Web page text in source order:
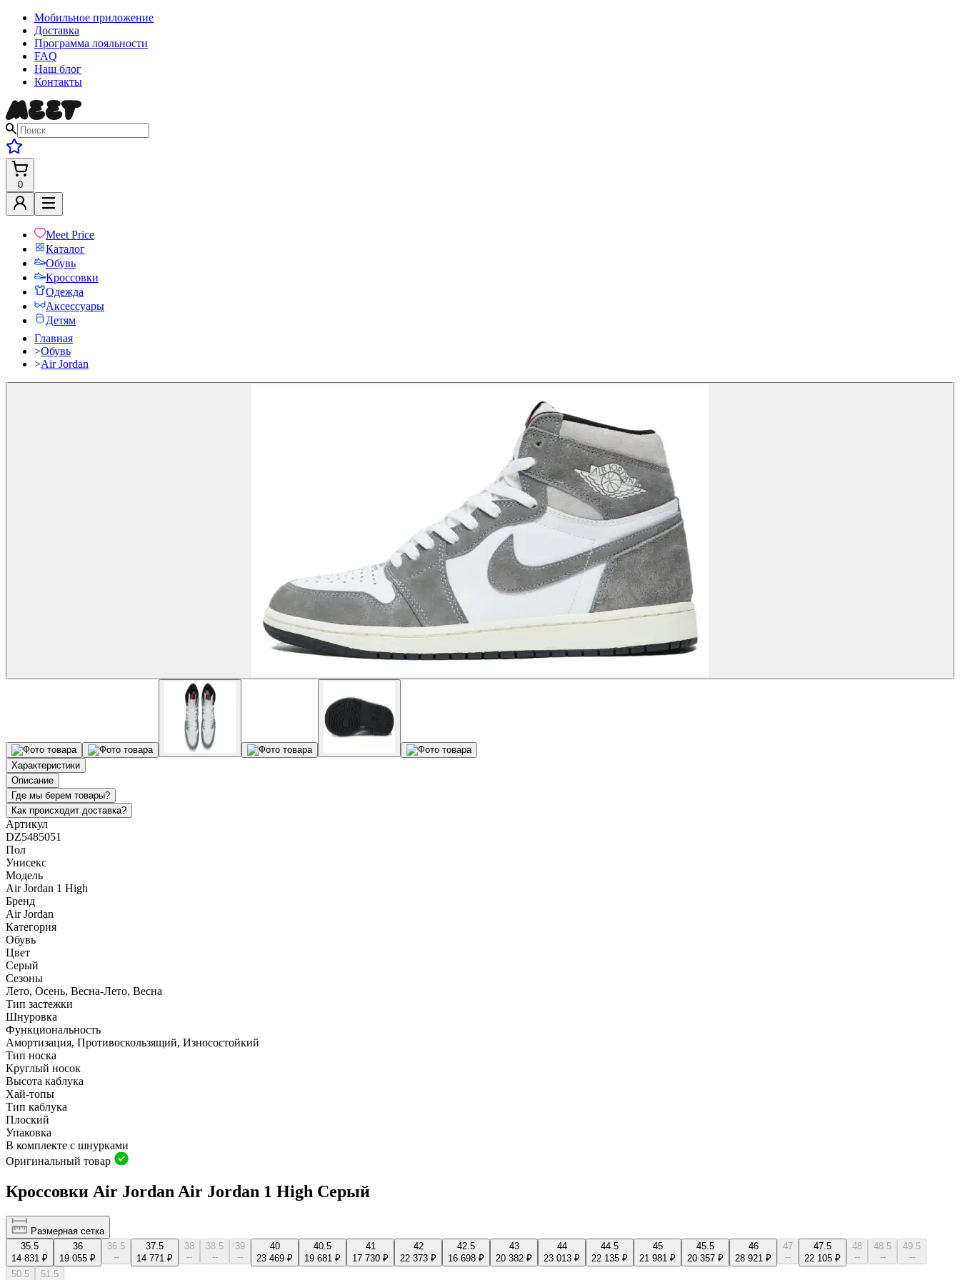
Мобильное приложение
Доставка
Программа лояльности
FAQ
Наш блог
Контакты
0
Meet Price
Каталог
Обувь
Кроссовки
Одежда
Аксессуары
Детям
Главная
>Обувь
>Air Jordan
Характеристики
Описание
Где мы берем товары?
Как происходит доставка?
Артикул
DZ5485051
Пол
Унисекс
Модель
Air Jordan 1 High
Бренд
Air Jordan
Категория
Обувь
Цвет
Серый
Сезоны
Лето, Осень, Весна-Лето, Весна
Тип застежки
Шнуровка
Функциональность
Амортизация, Противоскользящий, Износостойкий
Тип носка
Круглый носок
Высота каблука
Хай-топы
Тип каблука
Плоский
Упаковка
В комплекте с шнурками
Оригинальный товар
Кроссовки Air Jordan Air Jordan 1 High Серый
Размерная сетка
35.5
14 831 ₽
36
19 055 ₽
36.5
--
37.5
14 771 ₽
38
--
38.5
--
39
--
40
23 469 ₽
40.5
19 681 ₽
41
17 730 ₽
42
22 373 ₽
42.5
16 698 ₽
43
20 382 ₽
44
23 013 ₽
44.5
22 135 ₽
45
21 981 ₽
45.5
20 357 ₽
46
28 921 ₽
47
--
47.5
22 105 ₽
48
--
48.5
--
49.5
--
50.5
51.5